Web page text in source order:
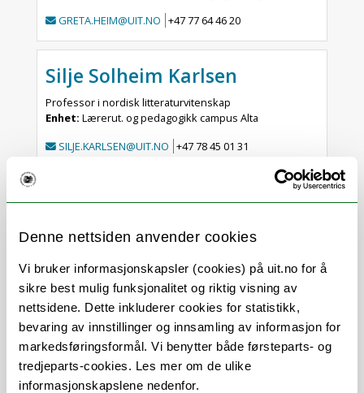
Denne nettsiden anvender cookies
Vi bruker informasjonskapsler (cookies) på uit.no for å
sikre best mulig funksjonalitet og riktig visning av
nettsidene. Dette inkluderer cookies for statistikk,
bevaring av innstillinger og innsamling av informasjon for
markedsføringsformål. Vi benytter både førsteparts- og
tredjeparts-cookies. Les mer om de ulike
informasjonskapslene nedenfor.
GRETA.HEIM@UIT.NO +47 77 64 46 20
Silje Solheim Karlsen
Professor i nordisk litteraturvitenskap
Enhet: Lærerut. og pedagogikk campus Alta
SILJE.KARLSEN@UIT.NO +47 78 45 01 31
Anne Myrstad
Dosent i samfunnsfagsdidaktikk
Enhet:Institutt for lærerutdanning og pedagogikk
ANNE.MYRSTAD@UIT.NO +47 77 66 04 42
Torjer Andreas Olsen
Professor i urfolksstudier
Enhet:Senter for samiske studier